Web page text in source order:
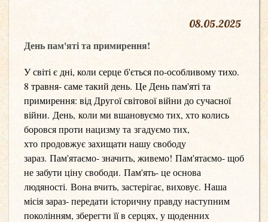
08.05.2025
День пам'яті та примирення!
У світі є дні, коли серце б'ється по-особливому тихо.
8 травня- саме такий день. Це День пам'яті та
примирення: від Другої світової війни до сучасної
війни. День, коли ми вшановуємо тих, хто колись
боровся проти нацизму та згадуємо тих,
хто продовжує захищати нашу свободу
зараз. Пам'ятаємо- значить, живемо! Пам'ятаємо- щоб
не забути ціну свободи. Пам'ять- це основа
людяності. Вона вчить, застерігає, виховує. Наша
місія зараз- передати історичну правду наступним
поколінням, зберегти її в серцях, у щоденних